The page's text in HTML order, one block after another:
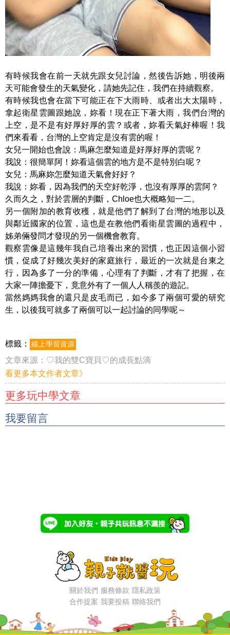
有時候我會在前一天就先跟女兒討論，然後告訴她，明後兩
天可能會發生的天氣變化，請她先記住，我們在持續觀察。
有時候我也會在當下可能正在下大雨時、或者出大太陽時，
拿起衛星雲圖跟她說，妳看！現在正下著大雨，我們台灣的
上空，是不是有好厚好厚的雲？或者，妳看天氣好棒喔！我
們來看看，台灣的上空肯定是沒有雲的喔！
女兒一開始也會說：馬麻怎麼知道是好厚好厚的雲呢？
我說：很簡單阿！妳看這個雲的地方是不是特別白呢？
女兒：馬麻妳怎麼知道天氣會好好？
我說：妳看，因為我們的天空好乾淨，也沒有厚厚的雲阿？
久而久之，對於雲層的判斷，Chloe也大概略知一二。
另一個附加的教育收穫，就是他們了解到了台灣的地形以及
與鄰近國家的位置，這也是在教他們看衛星雲圖的過程中，
姊弟倆發問才發現的另一個機會教育。
觀察雲像是這幾年我自己培養出來的習慣，也正因這個小習
慣，促成了好幾次美好的家庭旅行，最近的一次就是台東之
行，因為多了一分的準備，心理有了判斷，才有了把握，在
大家一陣擔憂下，竟意外有了一個人人稱羨的遊記。
當然媽媽我會的還只是皮毛而已，如今多了兩個可愛的研究
生，以後我可就多了兩個可以一起討論的同學呢～
標籤： 線上學習資源
文章來源： ♡我的雙C寶貝♡的成長點滴
看更多本文作者文章》
更多玩中學文章
我要留言
關於我們 服務條款 隱私政策
合作提案 我要投稿 聯絡我們